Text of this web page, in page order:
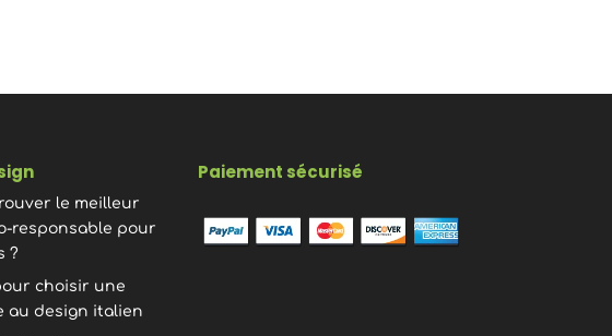
le meilleur
responsable pour
?
choisir une
au design italien
Paiement sécurisé